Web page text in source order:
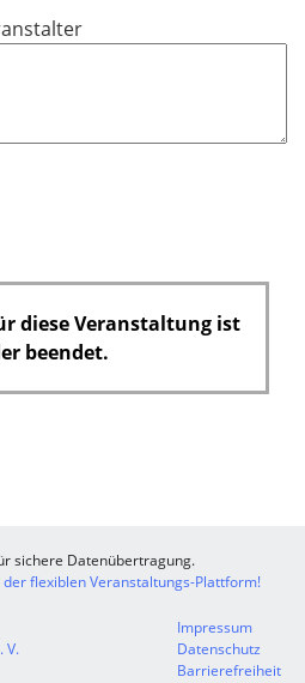
diese Veranstaltung ist
beendet.
sichere Datenübertragung.
der flexiblen Veranstaltungs-Plattform!
V.
Impressum
Datenschutz
Barrierefreiheit